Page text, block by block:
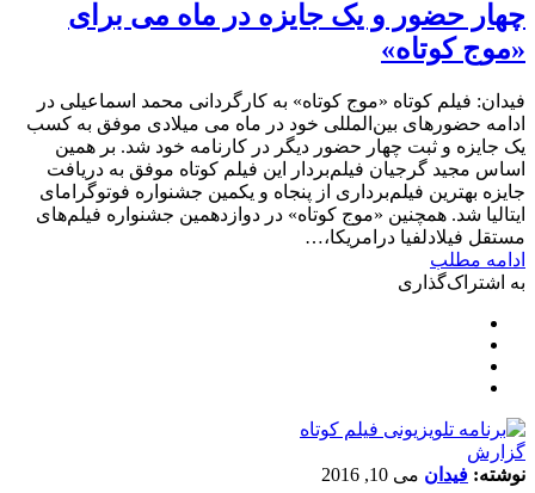
چهار حضور و یک جایزه در ماه می برای
«موج کوتاه»
فیدان: فیلم کوتاه «موج کوتاه» به کارگردانی محمد اسماعیلی در
ادامه حضورهای بین‌المللی خود در ماه می میلادی موفق به کسب
یک جایزه و ثبت چهار حضور دیگر در کارنامه خود شد. بر همین
اساس مجید گرجیان فیلم‌بردار این فیلم کوتاه موفق به دریافت
جایزه بهترین فیلم‌برداری از پنجاه و یکمین جشنواره فوتوگرامای
ایتالیا شد. همچنین «موج کوتاه» در دوازدهمین جشنواره فیلم‌های
مستقل فیلادلفیا درامریکا،…
ادامه مطلب
به اشتراک‌گذاری
گزارش
نوشته: فیدان می 10, 2016